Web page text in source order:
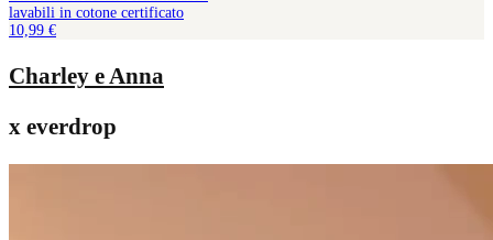
lavabili in cotone certificato
10,99 €
Charley e Anna
x everdrop